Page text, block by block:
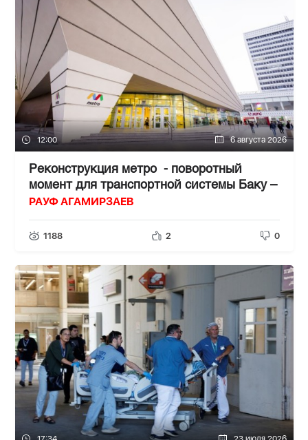
12:00 6 августа 2026
Реконструкция метро - поворотный
момент для транспортной системы Баку –
РАУФ АГАМИРЗАЕВ
1188 2 0